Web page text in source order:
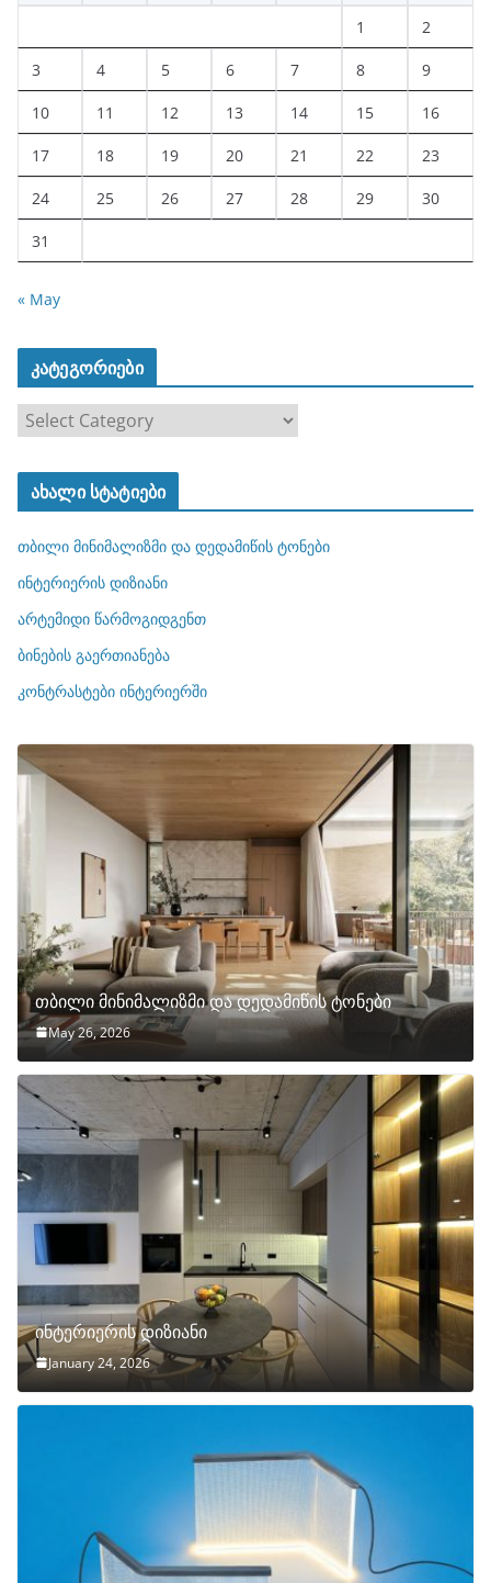
1 2
3 4 5 6 7 8 9
10 11 12 13 14 15 16
17 18 19 20 21 22 23
24 25 26 27 28 29 30
31
« May
კატეგორიები
ტ
ო
რ
ბ
ი
ახალი სტატიები
თბილი მინიმალიზმი და დედამიწის ტონები
ინტერიერის დიზიანი
არტემიდი წარმოგიდგენთ
ბინების გაერთიანება
კონტრასტები ინტერიერში
თბილი მინიმალიზმი და დედამიწის ტონები
May 26, 2026
ინტერიერის დიზიანი
January 24, 2026